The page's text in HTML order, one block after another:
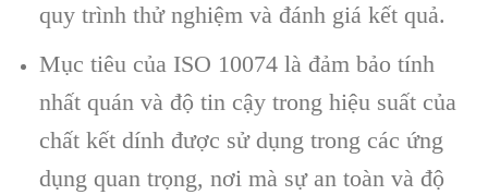
quy trình thử nghiệm và đánh giá kết quả.
Mục tiêu của ISO 10074 là đảm bảo tính
nhất quán và độ tin cậy trong hiệu suất của
chất kết dính được sử dụng trong các ứng
dụng quan trọng, nơi mà sự an toàn và độ